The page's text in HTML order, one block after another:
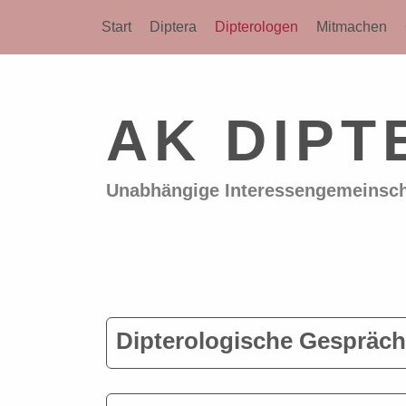
Start Diptera Dipterologen Mitmachen
AK
Unabhängige
Dipterologische